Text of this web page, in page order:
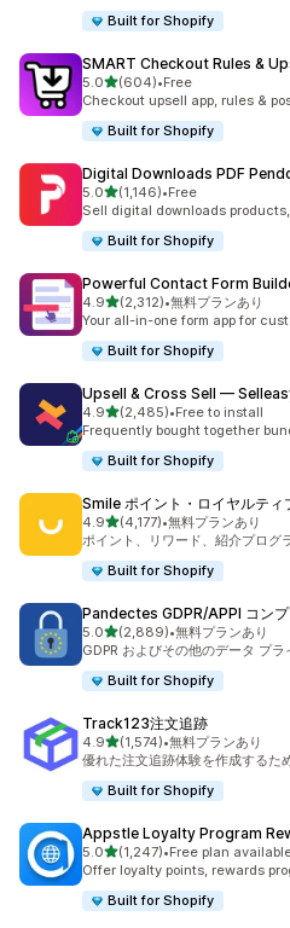
Built for Shopify
SMART Checkout Rules &
5.05つ星中
(604)
合計レビュー数：604件
•Free
Checkout upsell app, rules &
Built for Shopify
Digital Downloads PDF
5.05つ星中
(1,146)
合計レビュー数：1146件
•Free
Sell digital downloads
Built for Shopify
Powerful Contact Form
4.95つ星中
(2,312)
合計レビュー数：2312件
•無料プランあり
Your all-in-one form app for
Built for Shopify
Upsell & Cross Sell —
4.95つ星中
(2,485)
合計レビュー数：2485件
•Free to install
Frequently bought together
Built for Shopify
Smile ポイント・ロイヤルティ
4.95つ星中
(4,177)
合計レビュー数：4177件
•無料プランあり
ポイント、リワード、紹介プログ
Built for Shopify
Pandectes GDPR/APPI コン
5.05つ星中
(2,889)
合計レビュー数：2889件
•無料プランあり
GDPR およびその他のデータ プ
Built for Shopify
Track123注文追跡
4.95つ星中
(1,574)
合計レビュー数：1574件
•無料プランあり
優れた注文追跡体験を作成するた
Built for Shopify
Appstle Loyalty Program
5.05つ星中
(1,247)
合計レビュー数：1247件
•Free plan
Offer loyalty points, rewards
Built for Shopify